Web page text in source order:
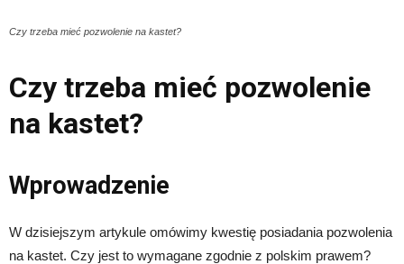
Czy trzeba mieć pozwolenie na kastet?
Czy trzeba mieć pozwolenie
na kastet?
Wprowadzenie
W dzisiejszym artykule omówimy kwestię posiadania pozwolenia
na kastet. Czy jest to wymagane zgodnie z polskim prawem?